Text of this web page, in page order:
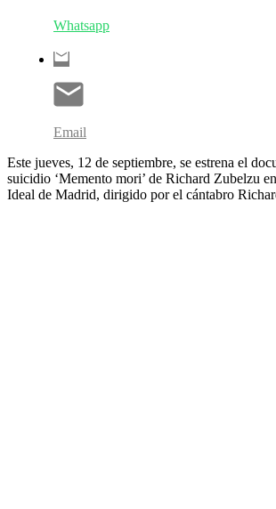
Whatsapp
Email
Este jueves, 12 de septiembre, se estrena el
suicidio ‘Memento mori’ de Richard Zubelzu
Ideal de Madrid, dirigido por el cántabro